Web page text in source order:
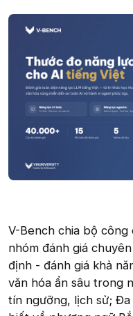
V-Bench chia bộ
nhóm đánh giá
định - đánh giá khả
văn hóa ẩn sâu trong
tín ngưỡng, lịch sử;